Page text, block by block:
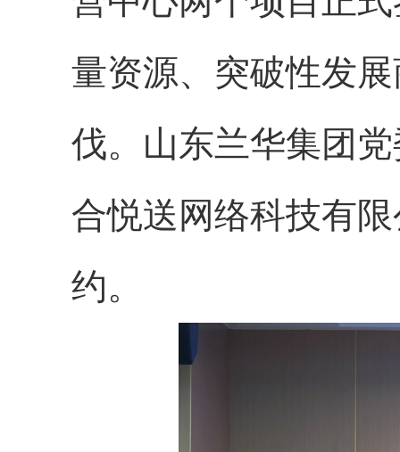
量资源、突破性发
伐。山东兰华集团
合悦送网络科技有
约。